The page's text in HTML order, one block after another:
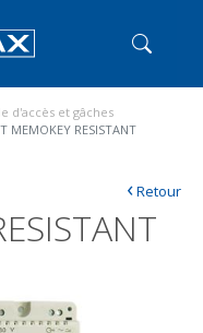
d'accès et gâches
MEMOKEY RESISTANT
‹Retour